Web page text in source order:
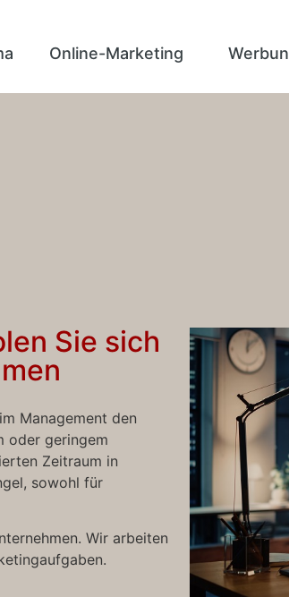
Online-Marketing
Sie sich
Management den
oder geringem
Zeitraum in
sowohl für
Wir arbeiten